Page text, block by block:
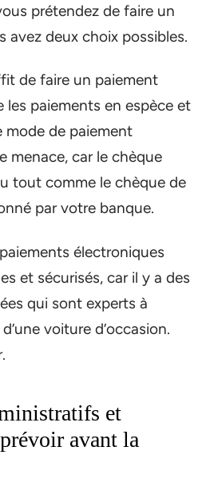
prétendez de faire un
avez deux choix possibles.
de faire un paiement
paiements en espèce et
mode de paiement
menace, car le chèque
tout comme le chèque de
par votre banque.
électroniques
et sécurisés, car il y a des
qui sont experts à
voiture d’occasion.
et
avant la